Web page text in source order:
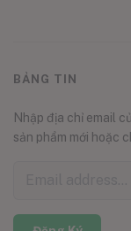
BẢNG TIN
Nhập địa chỉ email
sản phẩm mới hoặc